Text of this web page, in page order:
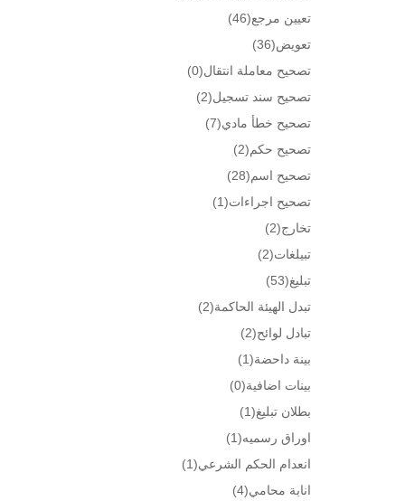
تعيين مرجع(46)
تعويض(36)
تصحيح معاملة انتقال(0)
تصحيح سند تسجيل(2)
تصحيح خطأ مادي(7)
تصحيح حكم(2)
تصحيح اسم(28)
تصحيح اجراءات(1)
تخارج(2)
تبيلغات(2)
تبليغ(53)
تبدل الهيئة الحاكمة(2)
تبادل لوائح(2)
بينة داحضة(1)
بينات اضافية(0)
بطلان تبليغ(1)
اوراق رسميه(1)
انعدام الحكم الشرعي(1)
انابة محامي(4)